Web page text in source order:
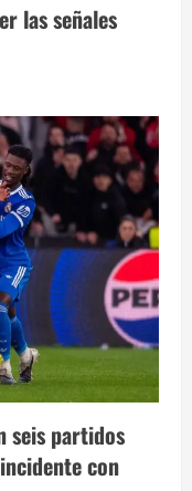
las señales
seis partidos
con